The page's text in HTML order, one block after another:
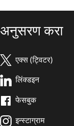
अनुसरण करा
एक्स (ट्विटर)
लिंक्डइन
फेसबुक
इन्स्टाग्राम